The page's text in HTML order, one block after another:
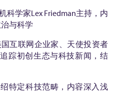
科学家Lex Friedman主持，内
与科学
国互联网企业家、天使投资者
追踪初创生态与科技新闻，结
特定科技范畴，内容深入浅